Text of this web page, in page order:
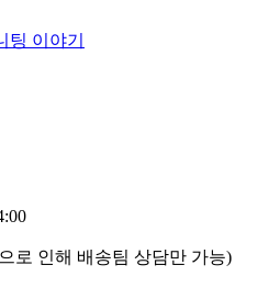
팅 이야기
로 인해 배송팀 상담만 가능)